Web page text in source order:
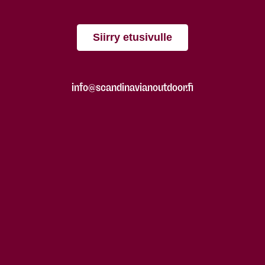
Siirry etusivulle
info@scandinavianoutdoor.fi